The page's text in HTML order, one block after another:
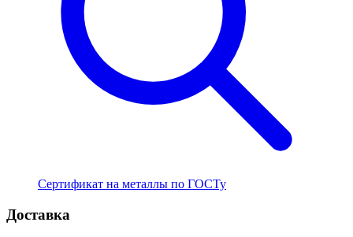
Сертификат на металлы по ГОСТу
Доставка